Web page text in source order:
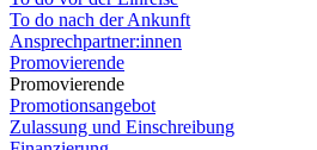
To do nach der Ankunft
Ansprechpartner:innen
Promovierende
Promovierende
Promotionsangebot
Zulassung und Einschreibung